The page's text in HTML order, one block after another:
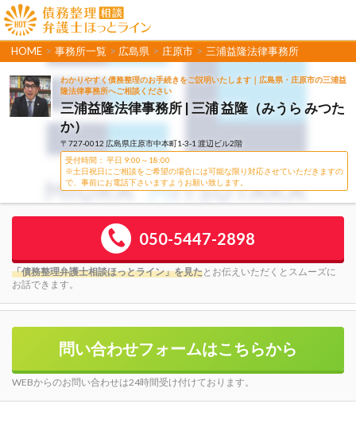
HOME > 事務所一覧 > 広島県 > 庄原市 > 三浦益隆法律事務所
わかりやすく債務整理のお手続きをご説明いたします｜広島県・庄原市の三浦益
隆法律事務所へご相談ください
三浦益隆法律事務所 | 三浦 益隆（みうら みつた
か）
〒727-0012 広島県庄原市中本町1-3-1 渡辺ビル2階
受付時間： 平日 9:00～18:00
※土日祝日にご相談をご希望の場合には可能な限り対応させていただきますの
で、事前にお電話下さいますようお願い致します。
050-5447-2898
「債務整理弁護士相談ほっとライン」を見たとお伝えいただくとスムーズに
お話できます。
問い合わせフォームはこちらから
WEBからのお問い合わせは24時間受け付けております。